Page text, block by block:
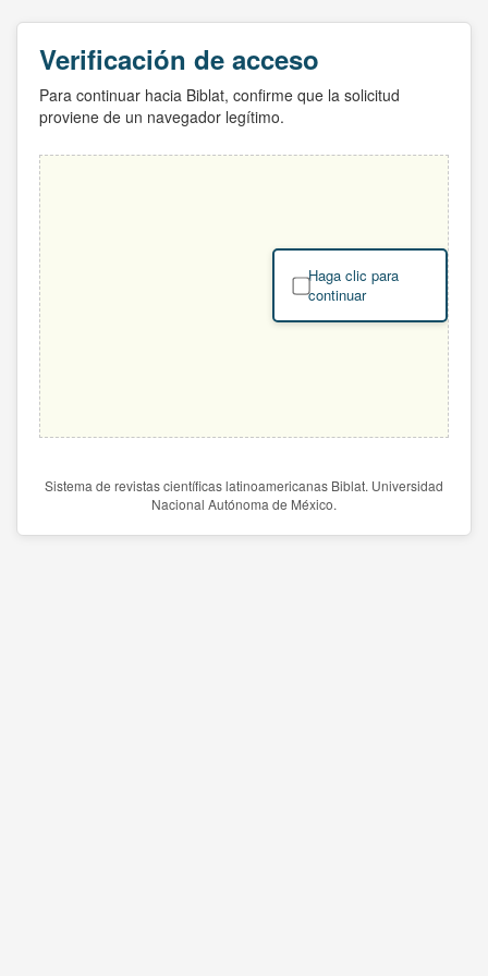
Verificación de acceso
Para continuar hacia Biblat, confirme que la solicitud
proviene de un navegador legítimo.
Haga clic para
continuar
Sistema de revistas científicas latinoamericanas Biblat. Universidad
Nacional Autónoma de México.